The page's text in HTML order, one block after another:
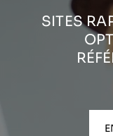
SITES